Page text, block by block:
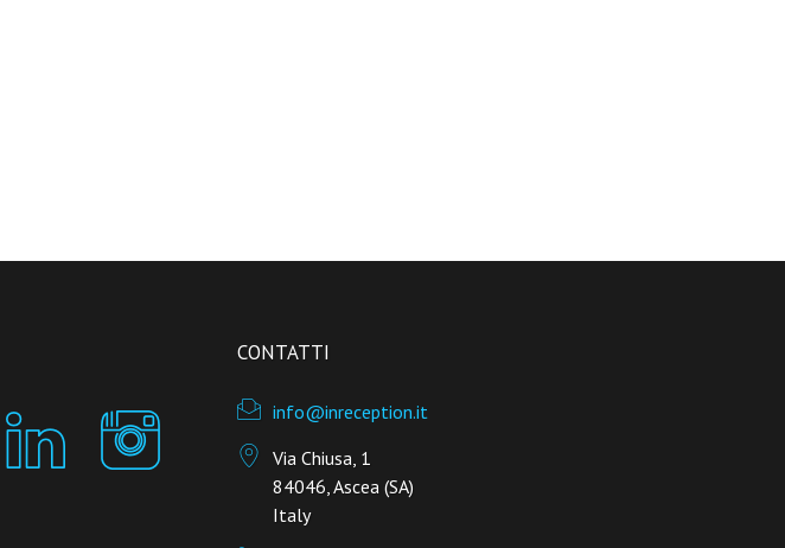
CONTATTI
info@inreception.it
Via Chiusa, 1
84046, Ascea (SA)
Italy